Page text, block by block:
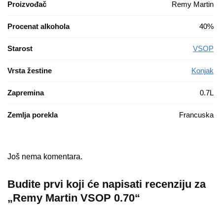
Proizvođač Remy Martin
Procenat alkohola 40%
Starost VSOP
Vrsta žestine Konjak
Zapremina 0.7L
Zemlja porekla Francuska
Još nema komentara.
Budite prvi koji će napisati recenziju za
„Remy Martin VSOP 0.70“